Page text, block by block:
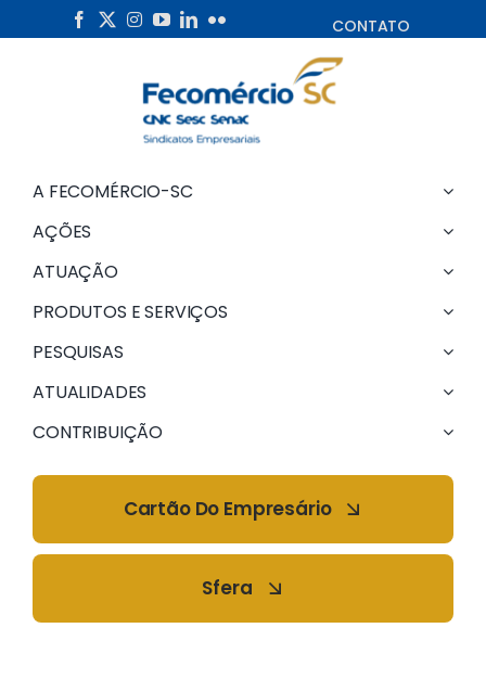
to
CONTATO
A FECOMÉRCIO-SC
AÇÕES
ATUAÇÃO
PRODUTOS E SERVIÇOS
PESQUISAS
ATUALIDADES
CONTRIBUIÇÃO
Cartão Do Empresário
Sfera